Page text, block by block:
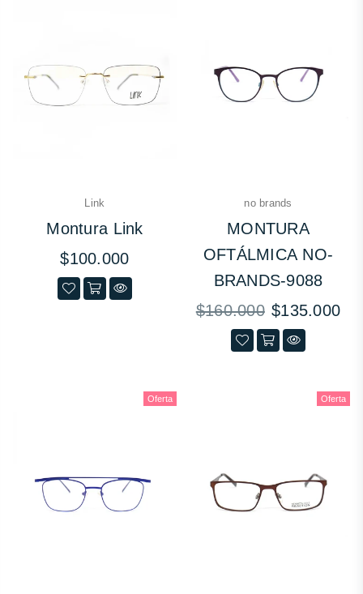
Link
Montura Link
Precio
habitual
$100.000
no brands
MONTURA
OFTÁLMICA NO-
BRANDS-9088
Precio
habitual
$160.000 $135.000
Oferta Oferta